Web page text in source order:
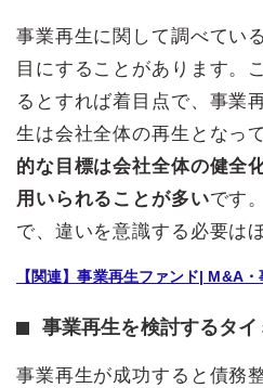
事業再生に関して調べてい
目にすることがあります。
るとすれば着目点で、事業
生は会社全体の再生となっ
的な目標は会社全体の健全
用いられることが多いです
で、違いを意識する必要は
【関連】事業再生ファンド| M&A
事業再生を検討するタイ
事業再生が成功すると債務